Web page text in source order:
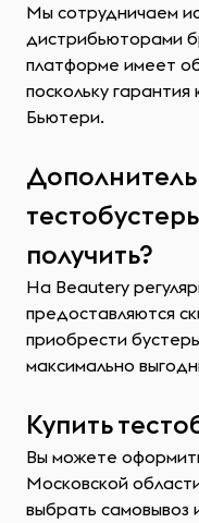
Мы сотрудничаем
дистрибьюторами
платформе имеет
поскольку
Бьютери.
получить?
На Beautery
предоставляются
приобрести
максимально
Купить
Вы можете
Московской
выбрать самовывоз